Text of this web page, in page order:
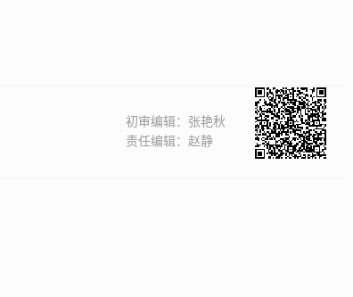
初审编辑：张艳秋
责任编辑：赵静